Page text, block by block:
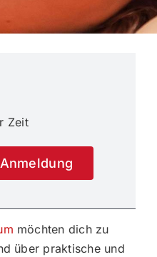
Zeit
möchten dich zu
über praktische und